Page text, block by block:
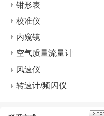
钳形表
校准仪
内窥镜
空气质量流量计
风速仪
转速计/频闪仪